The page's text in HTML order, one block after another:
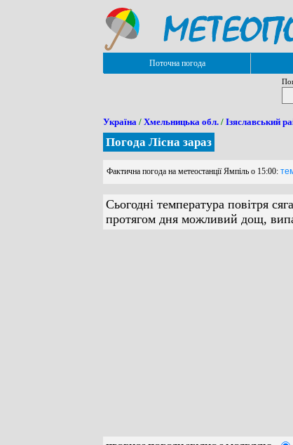
Поточна погода
Україна / Хмельницька обл. / Ізяславський
Погода Лісна зараз
Фактична погода на метеостанції Ямпіль о 15:00:
Сьогодні температура повітря
протягом дня можливий дощ,